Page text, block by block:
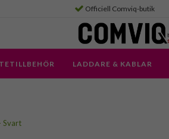
Officiell Comviq-butik
LADDARE & KABLAR